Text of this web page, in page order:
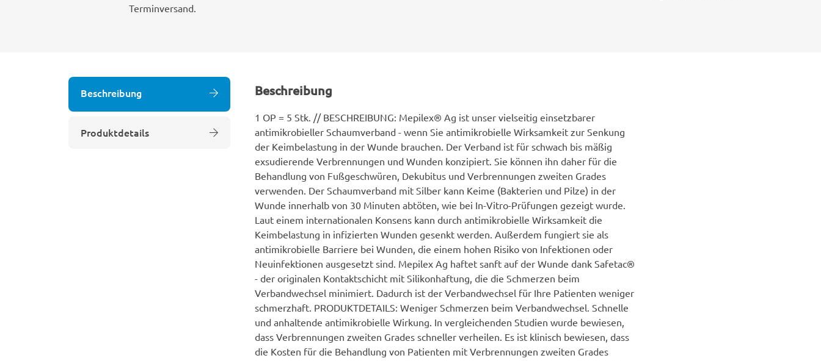
Terminversand.
Beschreibung
Produktdetails
Beschreibung
1 OP = 5 Stk. // BESCHREIBUNG: Mepilex® Ag ist unser vielseitig einsetzbarer
antimikrobieller Schaumverband - wenn Sie antimikrobielle Wirksamkeit zur Senkung
der Keimbelastung in der Wunde brauchen. Der Verband ist für schwach bis mäßig
exsudierende Verbrennungen und Wunden konzipiert. Sie können ihn daher für die
Behandlung von Fußgeschwüren, Dekubitus und Verbrennungen zweiten Grades
verwenden. Der Schaumverband mit Silber kann Keime (Bakterien und Pilze) in der
Wunde innerhalb von 30 Minuten abtöten, wie bei In-Vitro-Prüfungen gezeigt wurde.
Laut einem internationalen Konsens kann durch antimikrobielle Wirksamkeit die
Keimbelastung in infizierten Wunden gesenkt werden. Außerdem fungiert sie als
antimikrobielle Barriere bei Wunden, die einem hohen Risiko von Infektionen oder
Neuinfektionen ausgesetzt sind. Mepilex Ag haftet sanft auf der Wunde dank Safetac®
- der originalen Kontaktschicht mit Silikonhaftung, die die Schmerzen beim
Verbandwechsel minimiert. Dadurch ist der Verbandwechsel für Ihre Patienten weniger
schmerzhaft. PRODUKTDETAILS: Weniger Schmerzen beim Verbandwechsel. Schnelle
und anhaltende antimikrobielle Wirkung. In vergleichenden Studien wurde bewiesen,
dass Verbrennungen zweiten Grades schneller verheilen. Es ist klinisch bewiesen, dass
die Kosten für die Behandlung von Patienten mit Verbrennungen zweiten Grades